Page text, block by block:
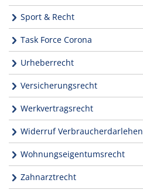
Sport & Recht
Task Force Corona
Urheberrecht
Versicherungsrecht
Werkvertragsrecht
Widerruf Verbraucherdarlehen
Wohnungseigentumsrecht
Zahnarztrecht